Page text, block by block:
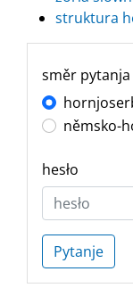
struktura
směr pytanja
němsko-
hesło
Pytanje